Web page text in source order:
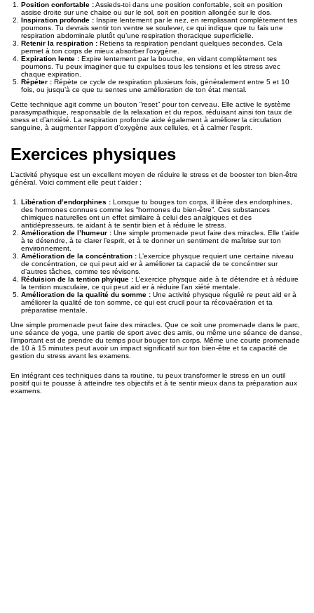
Position confortable :Assieds-toi dans une position confortable, soit en position
assise droite sur une chaise ou sur le sol, soit en position allongée sur le dos.
Inspiration profonde : Inspire lentement par le nez, en remplissant complètement tes
poumons. Tu devrais sentir ton ventre se soulever, ce qui indique que tu fais une
respiration abdominale plutôt qu’une respiration thoracique superficielle.
Retenir la respiration : Retiens ta respiration pendant quelques secondes. Cela
permet à ton corps de mieux absorber l’oxygène.
Expiration lente : Expire lentement par la bouche, en vidant complètement tes
poumons. Tu peux imaginer que tu expulses tous les tensions et les stress avec
chaque expiration.
Répéter : Répète ce cycle de respiration plusieurs fois, généralement entre 5 et 10
fois, ou jusqu’à ce que tu sentes une amélioration de ton état mental.
Cette technique agit comme un bouton “reset” pour ton cerveau. Elle active le système
parasympathique, responsable de la relaxation et du repos, réduisant ainsi ton taux de
stress et d’anxiété. La respiration profonde aide également à améliorer la circulation
sanguine, à augmenter l’apport d’oxygène aux cellules, et à calmer l’esprit.
Exercices physiques
L’activité physque est un excellent moyen de réduire le stress et de booster ton bien-être
général. Voici comment elle peut t’aider :
Libération d’endorphines : Lorsque tu bouges ton corps, il libère des endorphines,
des hormones connues comme les “hormones du bien-être”. Ces substances
chimiques naturelles ont un effet similaire à celui des analgiques et des
antidépresseurs, te aidant à te sentir bien et à réduire le stress.
Amélioration de l’humeur : Une simple promenade peut faire des miracles. Elle t’aide
à te détendre, à te clarer l’esprit, et à te donner un sentiment de maîtrise sur ton
environnement.
Amélioration de la concéntration : L’exercice physque requiert une certaine niveau
de concéntration, ce qui peut aid er à améliorer ta capacié de te concéntrer sur
d’autres tâches, comme tes révisons.
Réduision de la tention phyique : L’exercice physque aide à te détendre et à réduire
la tention musculaire, ce qui peut aid er à réduire l’an xiété mentale.
Amélioration de la qualité du somme : Une activité physque réguliè re peut aid er à
améliorer la qualité de ton somme, ce qui est crucil pour ta récovaération et ta
préparatise mentale.
Une simple promenade peut faire des miracles. Que ce soit une promenade dans le parc,
une séance de yoga, une partie de sport avec des amis, ou même une séance de danse,
l’important est de prendre du temps pour bouger ton corps. Même une courte promenade
de 10 à 15 minutes peut avoir un impact significatif sur ton bien-être et ta capacité de
gestion du stress avant les examens.
En intégrant ces techniques dans ta routine, tu peux transformer le stress en un outil
positif qui te pousse à atteindre tes objectifs et à te sentir mieux dans ta préparation aux
examens.